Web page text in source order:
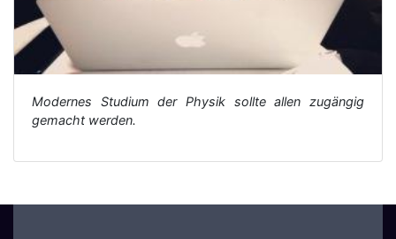
Modernes Studium der Physik sollte allen zugängig
gemacht werden.